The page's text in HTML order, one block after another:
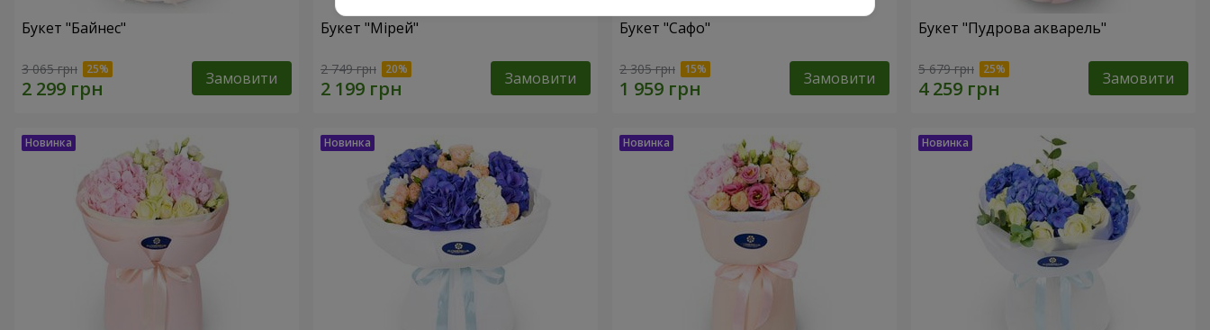
Букет "Байнес"
3 065 грн Замовити
Букет "Мірей"
2 749 грн Замовити
Букет "Сафо"
2 305 грн Замовити
Букет "Пудрова акварель"
5 679 грн Замовити